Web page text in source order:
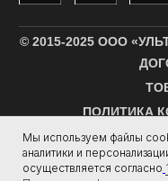
Мы используем файлы
аналитики и
осуществляется согласно